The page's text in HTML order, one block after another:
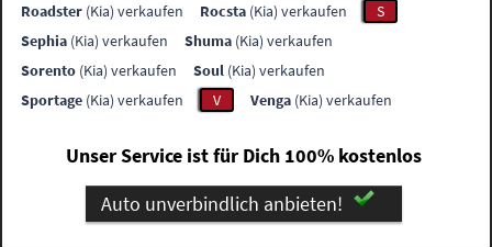
Roadster (Kia) verkaufen Rocsta (Kia) verkaufen
S
Sephia (Kia) verkaufen Shuma (Kia) verkaufen
Sorento (Kia) verkaufen Soul (Kia) verkaufen
Sportage (Kia) verkaufen V Venga (Kia) verkaufen
Unser Service ist für Dich 100% kostenlos
Auto unverbindlich anbieten!